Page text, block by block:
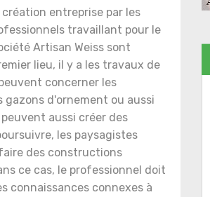
entreprise par les
travaillant pour le
Artisan Weiss sont
lieu, il y a les travaux de
concerner les
gazons d'ornement ou aussi
aussi créer des
les paysagistes
des constructions
ce cas, le professionnel doit
connaissances connexes à